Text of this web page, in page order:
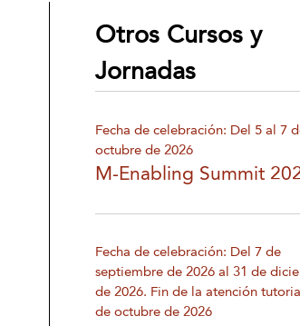
Otros Cursos y
Jornadas
Fecha de celebración: Del 5 al 7
octubre de 2026
M-Enabling Summit
Fecha de celebración: Del 7 de
septiembre de 2026 al 31 de
de 2026. Fin de la atención
de octubre de 2026